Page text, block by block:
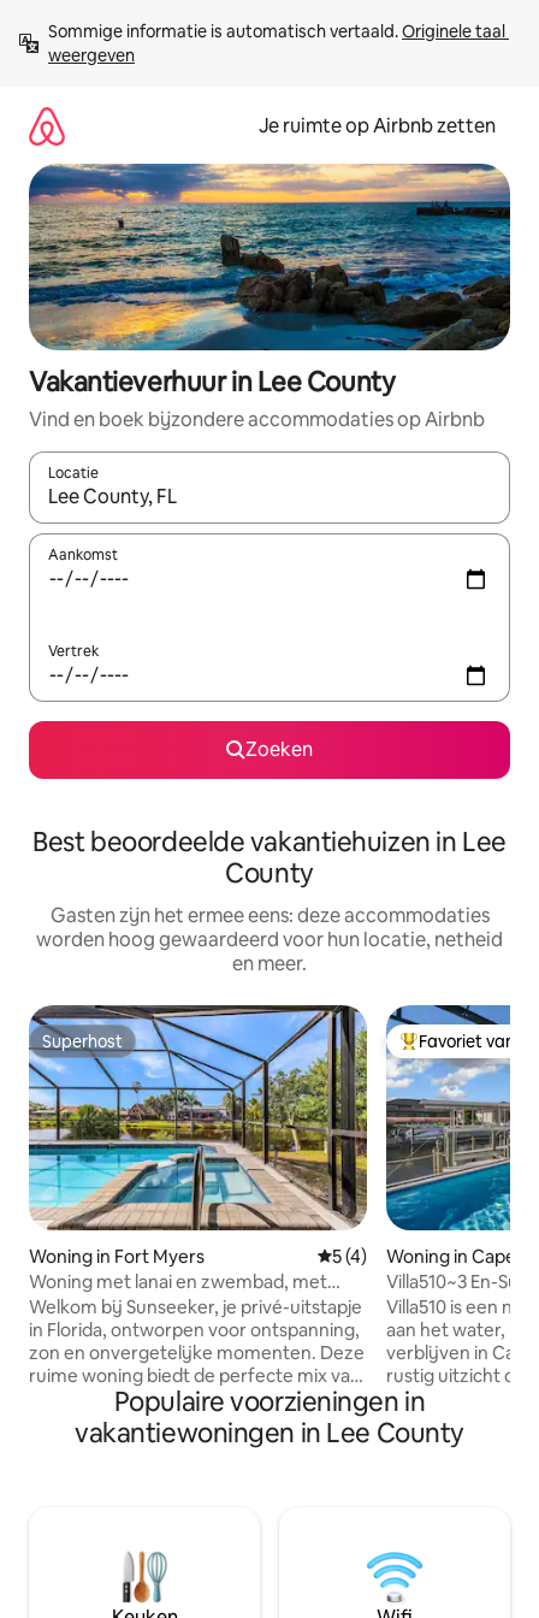
direct
naar
Sommige informatie is automatisch vertaald. Originele taal
weergeven
Je ruimte op Airbnb zetten
Vakantieverhuur in Lee County
Vind en boek bijzondere accommodaties op Airbnb
Locatie
Wanneer er suggesties beschikbaar zijn, maak je een keuze
Aankomst
Vertrek
Zoeken
Best beoordeelde vakantiehuizen in Lee
County
Gasten zijn het ermee eens: deze accommodaties
worden hoog gewaardeerd voor hun locatie, netheid
en meer.
Superhost
Superhost
Woning in Fort Myers Gemiddelde beoordeling
5 (4)
Woning met lanai en zwembad, met
overloopspa, dicht bij stranden
Welkom bij Sunseeker, je privé-uitstapje
in Florida, ontworpen voor ontspanning,
zon en onvergetelijke momenten. Deze
ruime woning biedt de perfecte mix van
comfort en kustcharme, met een
verwarmd zoutwaterzwembad en een
overloopspa op een volledig afgesloten
barbecuet of de plaatselijke wilde
dieren, zoals reigers en otters, voorbij
ziet komen, elk moment hier voelt als
Topfavoriet van
Favoriet van
Woning in Cape
Villa510~3 En-
Golf, Verwarmd
Villa510 is een
aan het water,
verblijven in
rustig uitzicht op
en de zeekoeien
ontspan
verwarmde
badkamer, een
optioneel
tv's in elke
Populaire voorzieningen in
vakantiewoningen in Lee County